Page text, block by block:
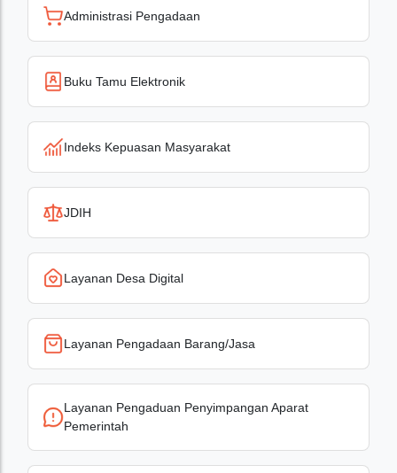
Administrasi Pengadaan
Buku Tamu Elektronik
Indeks Kepuasan Masyarakat
JDIH
Layanan Desa Digital
Layanan Pengadaan Barang/Jasa
Layanan Pengaduan Penyimpangan Aparat
Pemerintah